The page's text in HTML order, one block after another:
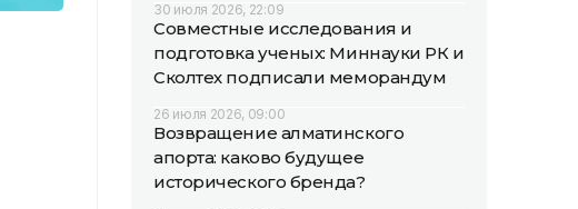
30 июля 2026, 22:09
Совместные исследования и
подготовка ученых: Миннауки РК и
Сколтех подписали меморандум
26 июля 2026, 09:00
Возвращение алматинского
апорта: каково будущее
исторического бренда?